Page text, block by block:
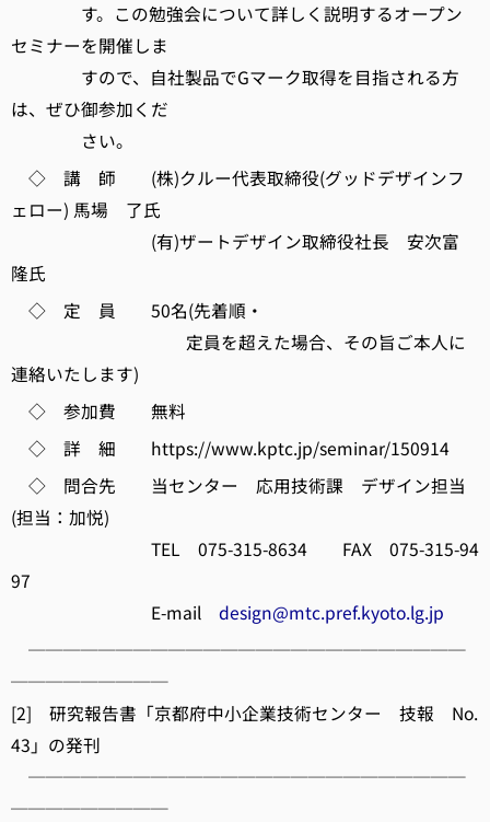
す。この勉強会について詳しく説明するオープン
セミナーを開催しま
すので、自社製品でGマーク取得を目指される方
は、ぜひ御参加くだ
さい。
◇ 講 師 (株)クルー代表取締役(グッドデザインフ
ェロー) 馬場 了氏
(有)ザートデザイン取締役社長 安次富
隆氏
◇ 定 員 50名(先着順・
定員を超えた場合、その旨ご本人に
連絡いたします)
◇ 参加費 無料
◇ 詳 細 https://www.kptc.jp/seminar/150914
◇ 問合先 当センター 応用技術課 デザイン担当
(担当：加悦)
TEL 075-315-8634 FAX 075-315-94
97
E-mail design@mtc.pref.kyoto.lg.jp
─────────────────────────
─────────
[2] 研究報告書「京都府中小企業技術センター 技報 No.
43」の発刊
─────────────────────────
─────────